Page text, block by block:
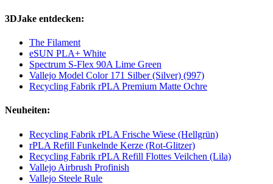
3DJake entdecken:
The Filament
eSUN PLA+ White
Spectrum S-Flex 90A Lime Green
Vallejo Model Color 171 Silber (Silver) (997)
Recycling Fabrik rPLA Premium Matte Ochre
Neuheiten:
Recycling Fabrik rPLA Frische Wiese (Hellgrün)
rPLA Refill Funkelnde Kerze (Rot-Glitzer)
Recycling Fabrik rPLA Refill Flottes Veilchen (Lila)
Vallejo Airbrush Profinish
Vallejo Steele Rule